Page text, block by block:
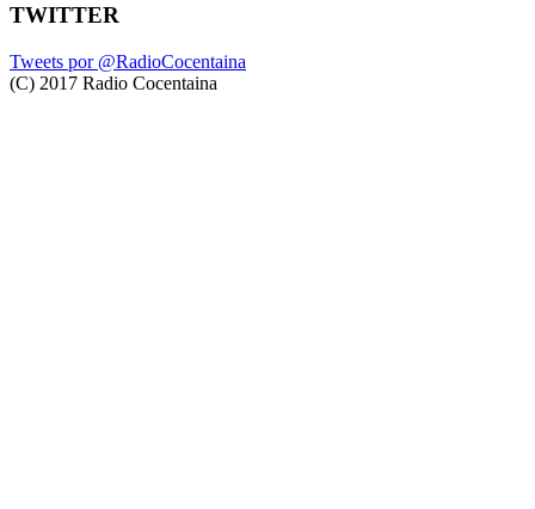
TWITTER
Tweets por @RadioCocentaina
(C) 2017 Radio Cocentaina